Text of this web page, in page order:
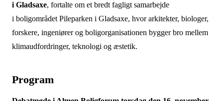
i Gladsaxe, fortalte om et bredt fagligt samarbejde
i boligområdet Pileparken i Gladsaxe, hvor arkitekter, biologer,
forskere, ingeniører og boligorganisationen bygger bro mellem
klimaudfordringer, teknologi og æstetik.
Program